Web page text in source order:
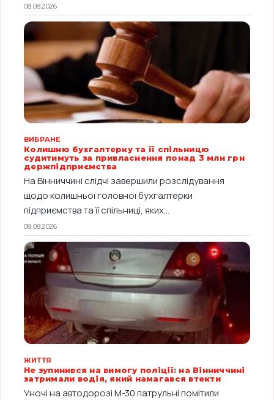
08.08.2026
ВИБРАНЕ
Колишню бухгалтерку та її спільницю
судитимуть за привласнення понад 3 млн грн
держпідприємства
На Вінниччині слідчі завершили розслідування
щодо колишньої головної бухгалтерки
підприємства та її спільниці, яких...
08.08.2026
ЖИТТЯ
Не зупинився на вимогу поліції: на Вінниччині
затримали водія, який намагався втекти
Уночі на автодорозі М-30 патрульні помітили